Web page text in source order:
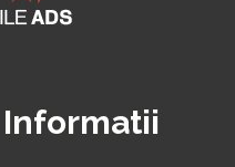
Informatii